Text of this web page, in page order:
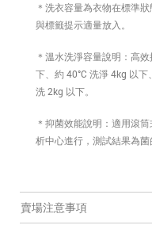
＊洗衣容量為衣物在標準
與標籤提示適量放入。
＊溫水洗淨容量說明：高
下、約 40°C 洗淨 4kg 以
洗 2kg 以下。
＊抑菌效能說明：適用滾
析中心進行，測試結果為菌
賣場注意事項